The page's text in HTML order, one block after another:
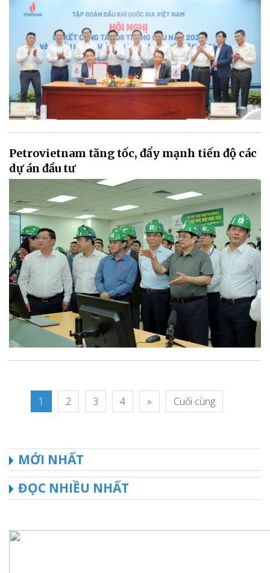
Petrovietnam tăng tốc, đẩy mạnh tiến độ các
dự án đầu tư
1 2 3 4 » Cuối cùng
MỚI NHẤT
ĐỌC NHIỀU NHẤT